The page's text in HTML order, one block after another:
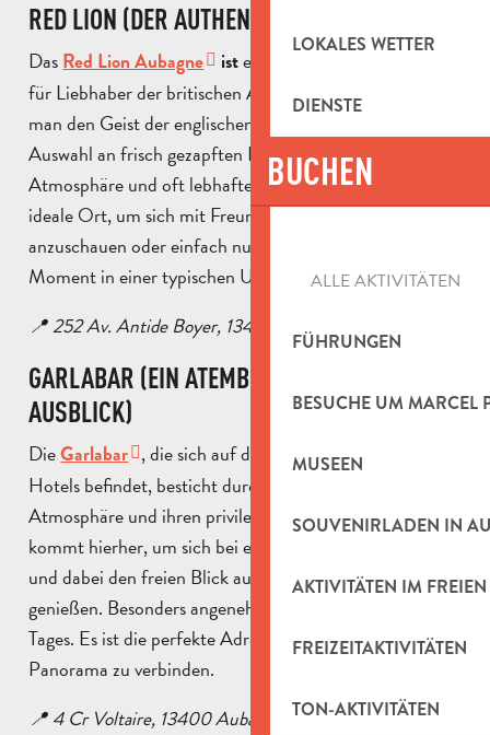
LOKALES WETTER
DIENSTE
BUCHEN
ALLE AKTIVITÄTEN
FÜHRUNGEN
BESUCHE UM MARCEL
MUSEEN
SOUVENIRLADEN IN
AKTIVITÄTEN IM FREIEN
FREIZEITAKTIVITÄTEN
TON-AKTIVITÄTEN
RED LION (DER AUTHENTISCHE PUB)
Das Red Lion Aubagne isteine unumgängliche Adresse
für Liebhaber der britischen Atmosphäre. Hier findet
man den Geist der englischen Pubs mit einer schönen
Auswahl an frisch gezapften Bieren, einer geselligen
Atmosphäre und oft lebhaften Abenden. Dies ist der
ideale Ort, um sich mit Freunden zu treffen, ein Spiel
anzuschauen oder einfach nur einen gemütlichen
Moment in einer typischen Umgebung zu genießen.
📍 252 Av. Antide Boyer, 13400 Aubagne
GARLABAR (EIN ATEMBERAUBENDER
AUSBLICK)
DieGarlabar , die sich auf dem Rooftop des Linko-
Hotels befindet, besticht durch ihre friedliche
Atmosphäre und ihren privilegierten Rahmen. Man
kommt hierher, um sich bei einem Drink zu entspannen
und dabei den freien Blick auf das Garlaban-Massiv zu
genießen. Besonders angenehm ist es am Ende des
Tages. Es ist die perfekte Adresse, um Entspannung und
Panorama zu verbinden.
📍 4 Cr Voltaire, 13400 Aubagne